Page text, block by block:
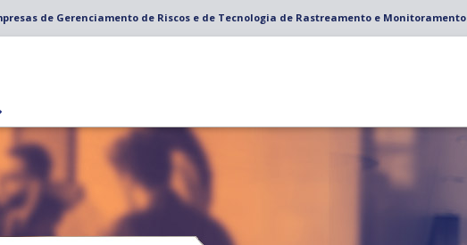
de Gerenciamento de Riscos e de Tecnologia de Rastreamento e Monitoramento